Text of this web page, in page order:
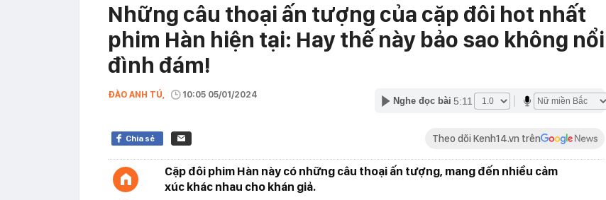
Những câu thoại ấn tượng của cặp đôi hot nhất
phim Hàn hiện tại: Hay thế này bảo sao không nổi
đình đám!
ĐÀO ANH TÚ, 10:05 05/01/2024
Nghe đọc bài 5:11
Chia sẻ Theo dõi Kenh14.vn trên
Cặp đôi phim Hàn này có những câu thoại ấn tượng, mang đến nhiều cảm
xúc khác nhau cho khán giả.